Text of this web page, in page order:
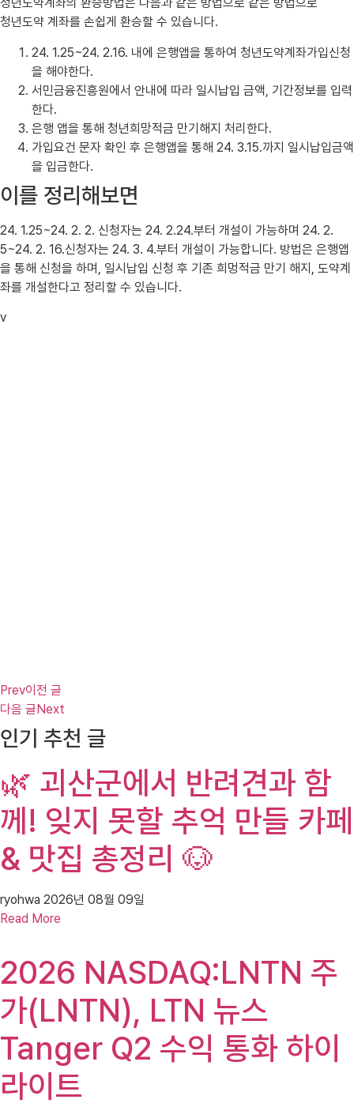
청년도약계좌의 환승방법은 다음과 같은 방법으로 같은 방법으로
청년도약 계좌를 손쉽게 환승할 수 있습니다.
24. 1.25~24. 2.16. 내에 은행앱을 통하여 청년도약계좌가입신청
을 해야한다.
서민금융진흥원에서 안내에 따라 일시납입 금액, 기간정보를 입력
한다.
은행 앱을 통해 청년희망적금 만기해지 처리한다.
가입요건 문자 확인 후 은행앱을 통해 24. 3.15.까지 일시납입금액
을 입금한다.
이를 정리해보면
24. 1.25~24. 2. 2. 신청자는 24. 2.24.부터 개설이 가능하며 24. 2.
5~24. 2. 16.신청자는 24. 3. 4.부터 개설이 가능합니다. 방법은 은행앱
을 통해 신청을 하며, 일시납입 신청 후 기존 희멍적금 만기 해지, 도약계
좌를 개설한다고 정리할 수 있습니다.
v
Prev이전 글
다음 글Next
인기 추천 글
🌿 괴산군에서 반려견과 함
께! 잊지 못할 추억 만들 카페
& 맛집 총정리 🐶
ryohwa 2026년 08월 09일
Read More
2026 NASDAQ:LNTN 주
가(LNTN), LTN 뉴스
Tanger Q2 수익 통화 하이
라이트